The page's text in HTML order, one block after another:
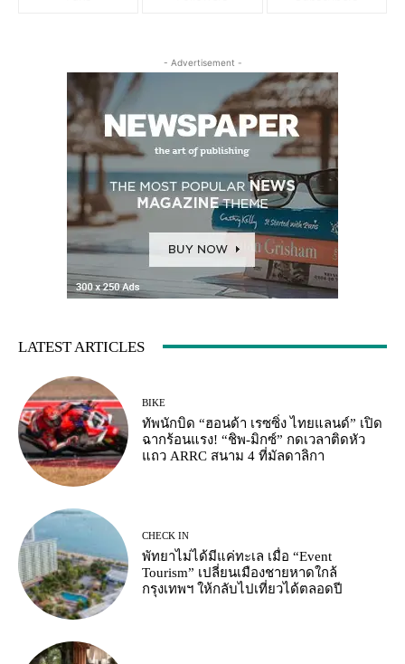
- Advertisement -
LATEST ARTICLES
BIKE
ทัพนักบิด “ฮอนด้า เรซซิ่ง ไทยแลนด์” เปิด
ฉากร้อนแรง! “ชิพ-มิกซ์” กดเวลาติดหัว
แถว ARRC สนาม 4 ที่มัลดาลิกา
CHECK IN
พัทยาไม่ได้มีแค่ทะเล เมื่อ “Event
Tourism” เปลี่ยนเมืองชายหาดใกล้
กรุงเทพฯ ให้กลับไปเที่ยวได้ตลอดปี